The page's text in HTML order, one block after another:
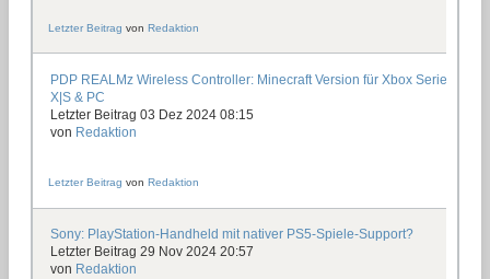
Letzter Beitrag vonRedaktion
PDP REALMz Wireless Controller: Minecraft Version für Xbox Series
X|S & PC
Letzter Beitrag 03 Dez 2024 08:15
von Redaktion
Letzter Beitrag von Redaktion
Sony: PlayStation-Handheld mit nativer PS5-Spiele-Support?
Letzter Beitrag 29 Nov 2024 20:57
von Redaktion